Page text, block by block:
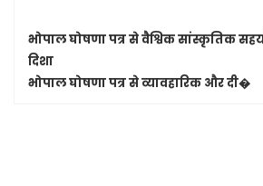
भोपाल घोषणा पत्र से वैश्विक सांस्कृतिक
दिशा
भोपाल घोषणा पत्र से व्यावहारिक और दी�